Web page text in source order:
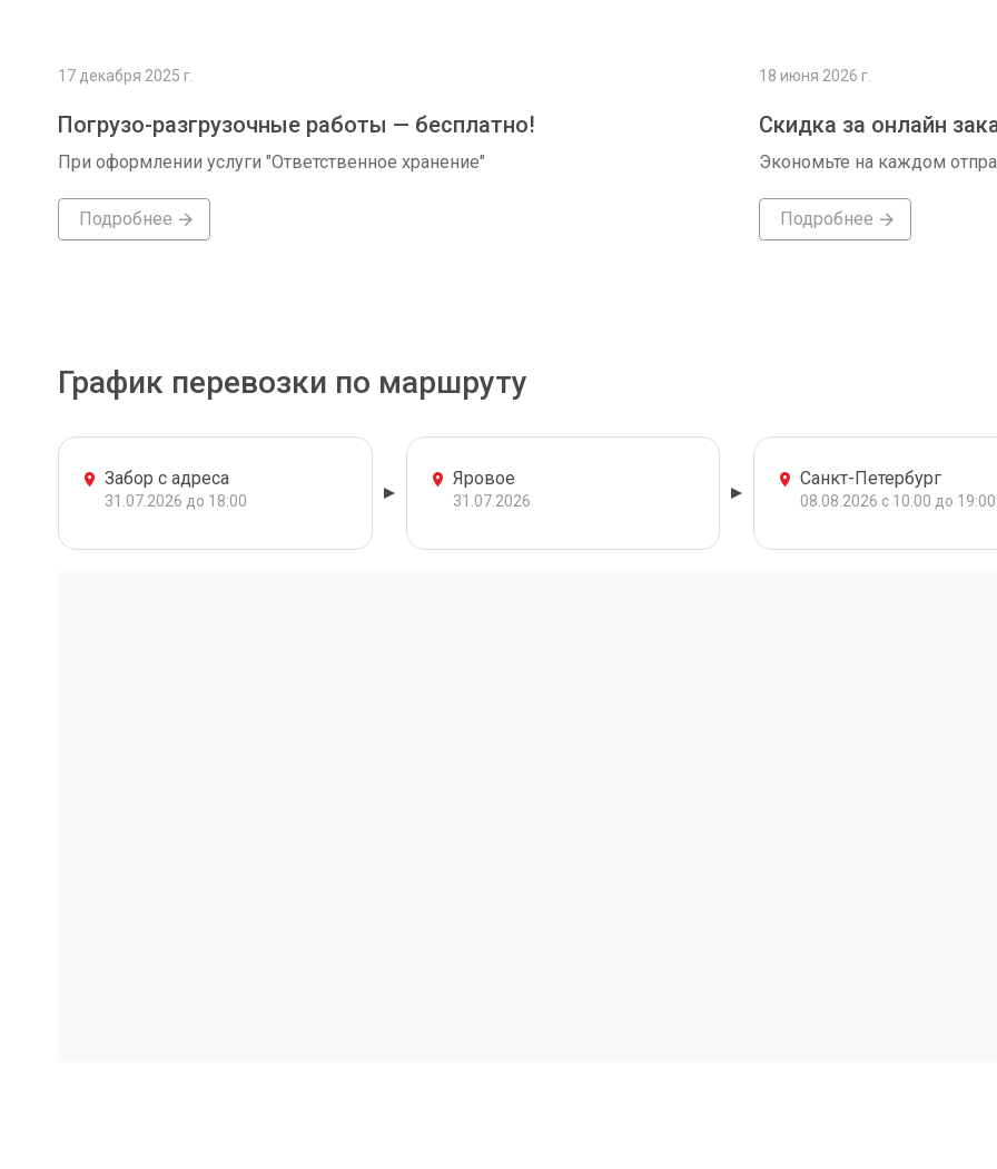
17 декабря 2025 г.
Погрузо-разгрузочные работы — бесплатно!
При оформлении услуги "Ответственное хранение"
Подробнее
18 июня 2026 г.
Скидка за онлайн
Экономьте на каждом
Подробнее
График перевозки по маршруту
Забор с адреса
31.07.2026 до 18:00
Яровое
31.07.2026
Санкт-Петербург
08.08.2026 с 10:00 до 19:00